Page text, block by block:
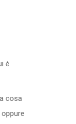
è
cosa